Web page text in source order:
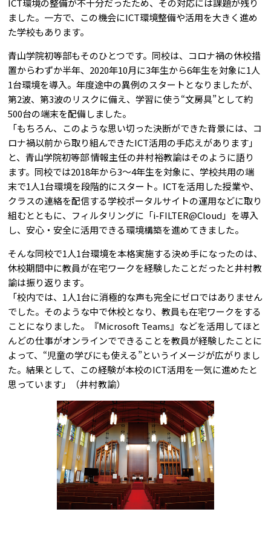
ICT環境の整備が不十分だったため、その対応には課題が残り
ました。一方で、この機会にICT環境整備や活用を大きく進め
た学校もあります。
青山学院初等部もそのひとつです。同校は、コロナ禍の休校措
置からわずか半年、2020年10月に3年生から6年生を対象に1人
1台環境を導入。年度途中の異例のスタートとなりましたが、
第2波、第3波のリスクに備え、学習に使う“文房具”として約
500台の端末を配備しました。
「もちろん、このような思い切った決断ができた背景には、コ
ロナ禍以前から取り組んできたICT活用の手応えがあります」
と、青山学院初等部 情報主任の井村裕教諭はそのように語り
ます。同校では2018年から3～4年生を対象に、学校共用の端
末で1人1台環境を段階的にスタート。ICTを活用した授業や、
クラスの連絡を配信する学校ポータルサイトの運用などに取り
組むとともに、フィルタリングに「i-FILTER@Cloud」を導入
し、安心・安全に活用できる環境構築を進めてきました。
そんな同校で1人1台環境を本格実施する決め手になったのは、
休校期間中に教員が在宅ワークを経験したことだったと井村教
諭は振り返ります。
「校内では、1人1台に消極的な声も完全にゼロではありません
でした。そのような中で休校となり、教員も在宅ワークをする
ことになりました。『Microsoft Teams』などを活用してほと
んどの仕事がオンラインでできることを教員が経験したことに
よって、“児童の学びにも使える”というイメージが広がりまし
た。結果として、この経験が本校のICT活用を一気に進めたと
思っています」（井村教諭）